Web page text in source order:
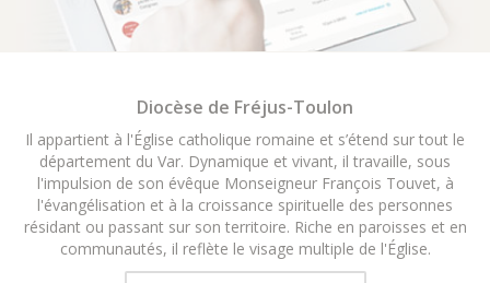
Diocèse de Fréjus-Toulon
Il appartient à l'Église catholique romaine et s’étend sur tout le
département du Var. Dynamique et vivant, il travaille, sous
l'impulsion de son évêque Monseigneur François Touvet, à
l'évangélisation et à la croissance spirituelle des personnes
résidant ou passant sur son territoire. Riche en paroisses et en
communautés, il reflète le visage multiple de l'Église.